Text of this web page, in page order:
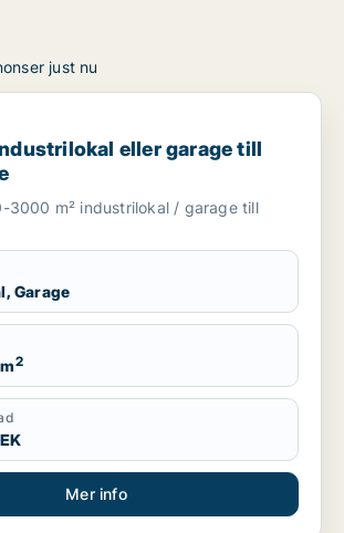
just nu
eller garage till salu i Skåne
eller garage till
3000 m² industrilokal / garage till
Garage
2
Mer info